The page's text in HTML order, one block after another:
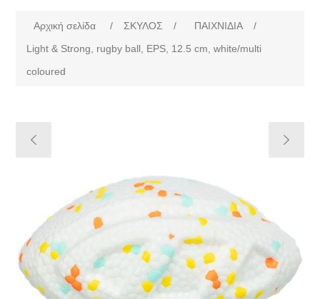
Αρχική σελίδα / ΣΚΥΛΟΣ / ΠΑΙΧΝΙΔΙΑ
/
Light & Strong, rugby ball, EPS, 12.5 cm, white/multi
coloured